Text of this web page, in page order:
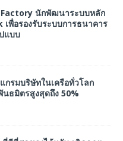
นักพัฒนาระบบหลัก
พื่อรองรับระบบการธนาคาร
แบบ
รมบริษัทในเครือทั่วโลก
นธมิตรสูงสุดถึง 50%